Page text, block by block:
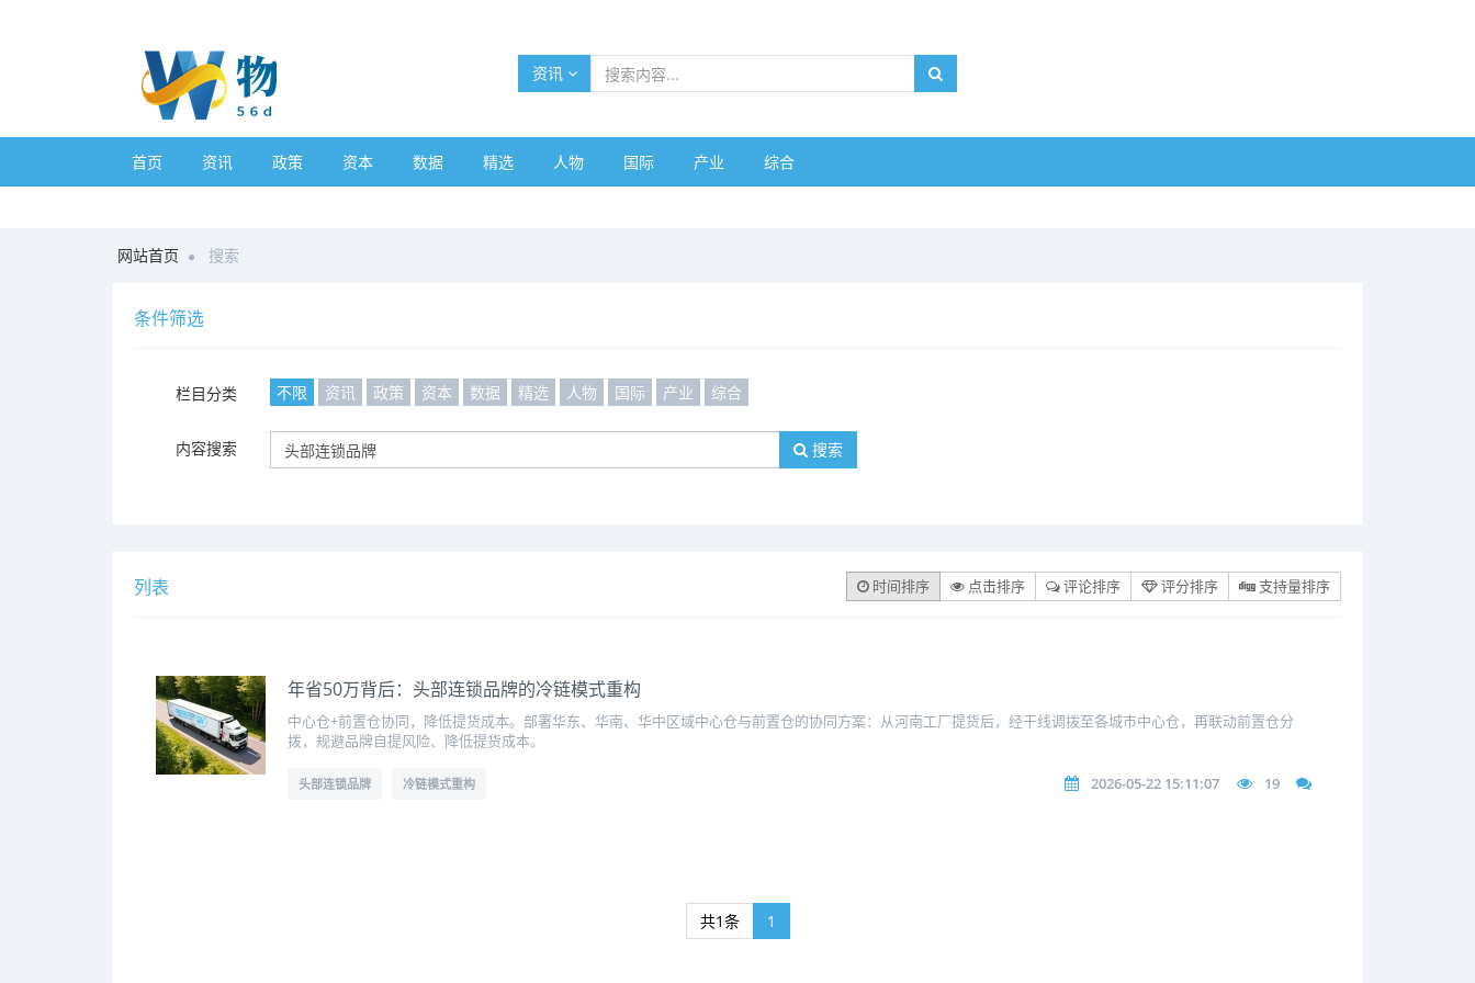
资讯
首页 资讯 政策 资本 数据 精选 人物 国际 产业 综合
网站首页 搜索
条件筛选
栏目分类 不限 资讯 政策 资本 数据 精选 人物 国际 产业 综合
内容搜索 搜索
列表 时间排序 点击排序 评论排序 评分排序 支持量排序
年省50万背后：头部连锁品牌的冷链模式重构
中心仓+前置仓协同，降低提货成本。部署华东、华南、华中区域中心仓与前置仓的协同方案：从河南工厂提货后，经干线调拨至各城市中心仓，再联动前置仓分
拨，规避品牌自提风险、降低提货成本。
头部连锁品牌 冷链模式重构 2026-05-22 15:11:07 19
共1条 1